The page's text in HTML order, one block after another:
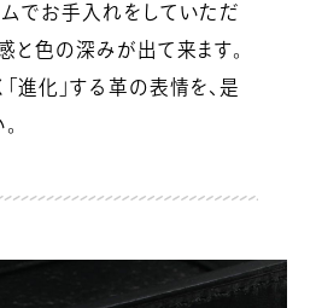
でお手入れをしていただ
と色の深みが出て来ます。
進化」する革の表情を、是